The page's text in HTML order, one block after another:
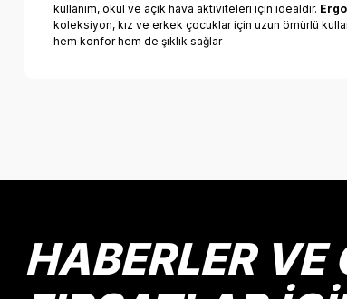
kullanım, okul ve açık hava aktiviteleri için idealdir.
koleksiyon, kız ve erkek çocuklar için uzun ömürlü
hem konfor hem de şıklık sağlar
Ürün resmi kalitesiz, bozuk veya görüntülenemiyor.
Ürün fiyatı diğer sitelerden daha pahalı.
Bu ürüne benzer farklı alternatifler olmalı.
HABERLER VE